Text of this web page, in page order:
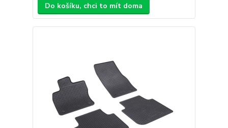
Do košíku, chci to mít doma